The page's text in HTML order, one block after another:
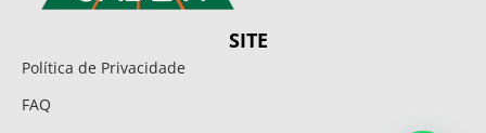
SITE
Política de Privacidade
FAQ